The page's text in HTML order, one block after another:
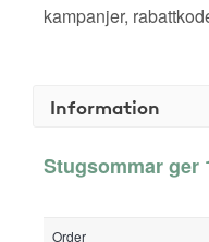
kampanjer,
Information
Stugsommar ger
Order